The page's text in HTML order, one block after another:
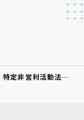
特定非営利活動法人日本情報技術取引所